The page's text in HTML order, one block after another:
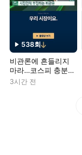
538회
비관론에 흔들리지
마라...코스피 충분히
단단한 시장
3시간 전